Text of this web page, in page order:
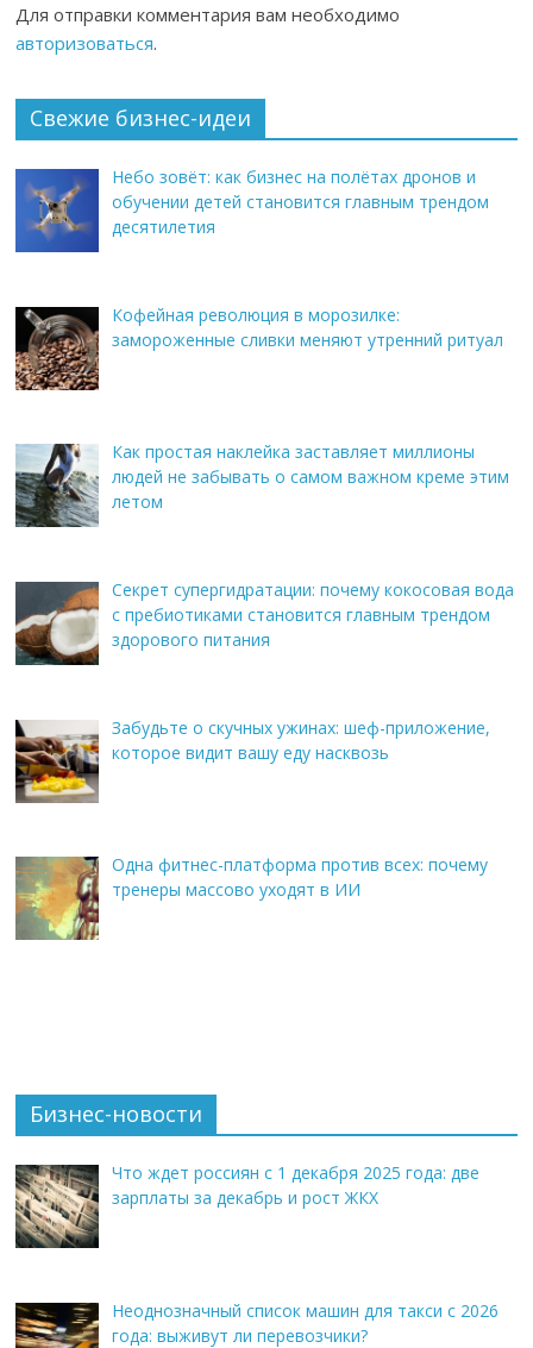
Для отправки комментария вам необходимо
авторизоваться.
Свежие бизнес-идеи
Небо зовёт: как бизнес на полётах дронов и
обучении детей становится главным трендом
десятилетия
Кофейная революция в морозилке:
замороженные сливки меняют утренний ритуал
Как простая наклейка заставляет миллионы
людей не забывать о самом важном креме этим
летом
Секрет супергидратации: почему кокосовая вода
с пребиотиками становится главным трендом
здорового питания
Забудьте о скучных ужинах: шеф-приложение,
которое видит вашу еду насквозь
Одна фитнес-платформа против всех: почему
тренеры массово уходят в ИИ
Бизнес-новости
Что ждет россиян с 1 декабря 2025 года: две
зарплаты за декабрь и рост ЖКХ
Неоднозначный список машин для такси с 2026
года: выживут ли перевозчики?